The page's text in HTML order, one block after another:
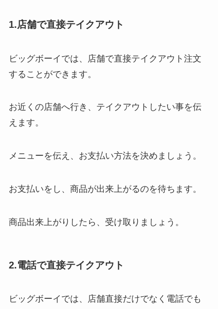
1.店舗で直接テイクアウト
ビッグボーイでは、店舗で直接テイクアウト注文
することができます。
お近くの店舗へ行き、テイクアウトしたい事を伝
えます。
メニューを伝え、お支払い方法を決めましょう。
お支払いをし、商品が出来上がるのを待ちます。
商品出来上がりしたら、受け取りましょう。
2.電話で直接テイクアウト
ビッグボーイでは、店舗直接だけでなく電話でも